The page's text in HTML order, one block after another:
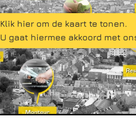
Klik hier om de kaart te tonen.
U gaat hiermee akkoord met